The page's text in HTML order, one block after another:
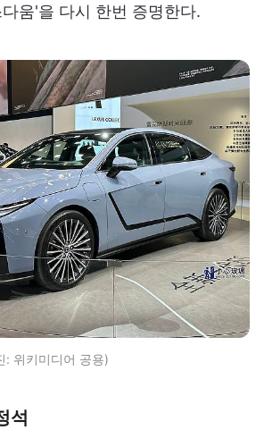
움'을 다시 한번 증명한다.
: 위키미디어 공용)
석